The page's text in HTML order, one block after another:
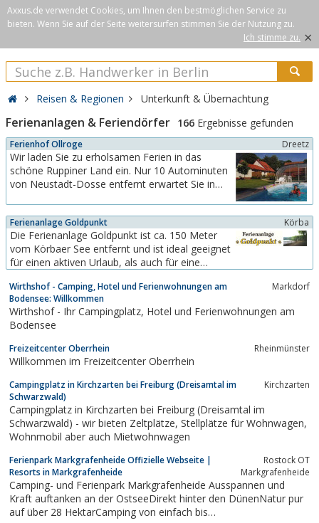
Axxus.de verwendet Cookies, um Ihnen den bestmöglichen Service zu
bieten. Wenn Sie auf der Seite weitersurfen stimmen Sie der Nutzung zu.
Ich stimme zu. ×
Reisen & Regionen Unterkunft & Übernachtung
Ferienanlagen & Feriendörfer 166 Ergebnisse gefunden
Ferienhof Ollroge Dreetz
Wir laden Sie zu erholsamen Ferien in das
schöne Ruppiner Land ein. Nur 10 Autominuten
von Neustadt-Dosse entfernt erwartet Sie in
Haus barrierefrei, und 2 Ferienwohnungen
bieten ausreichend Platz für 15 Personen.
Während Ihres...
Ferienanlage Goldpunkt Körba
Die Ferienanlage Goldpunkt ist ca. 150 Meter
vom Körbaer See entfernt und ist ideal geeignet
für einen aktiven Urlaub, als auch für eine
Natur.
Wirthshof - Camping, Hotel und Ferienwohnungen am
Bodensee: Willkommen
Markdorf
Wirthshof - Ihr Campingplatz, Hotel und Ferienwohnungen am
Bodensee
Freizeitcenter Oberrhein Rheinmünster
Willkommen im Freizeitcenter Oberrhein
Campingplatz in Kirchzarten bei Freiburg (Dreisamtal im
Schwarzwald)
Kirchzarten
Campingplatz in Kirchzarten bei Freiburg (Dreisamtal im
Schwarzwald) - wir bieten Zeltplätze, Stellplätze für Wohnwagen,
Wohnmobil aber auch Mietwohnwagen
Ferienpark Markgrafenheide Offizielle Webseite |
Resorts in Markgrafenheide
Rostock OT
Markgrafenheide
Camping- und Ferienpark Markgrafenheide Ausspannen und
Kraft auftanken an der OstseeDirekt hinter den DünenNatur pur
auf über 28 HektarCamping von einfach bis